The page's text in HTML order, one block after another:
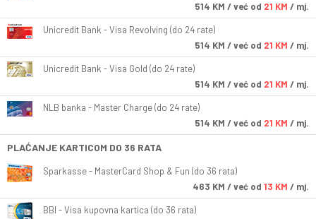
514 KM / već od 21 KM / mj.
Unicredit Bank - Visa Revolving (do 24 rate)
514 KM / već od 21 KM / mj.
Unicredit Bank - Visa Gold (do 24 rate)
514 KM / već od 21 KM / mj.
NLB banka - Master Charge (do 24 rate)
514 KM / već od 21 KM / mj.
PLAĆANJE KARTICOM DO 36 RATA
Sparkasse - MasterCard Shop & Fun (do 36 rata)
463 KM / već od 13 KM / mj.
BBI - Visa kupovna kartica (do 36 rata)